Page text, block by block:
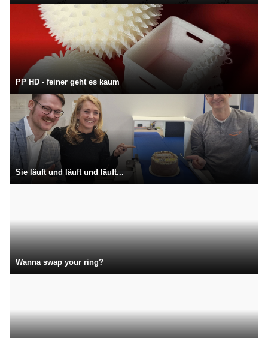
PP HD - feiner geht es kaum
Sie läuft und läuft und läuft...
Wanna swap your ring?